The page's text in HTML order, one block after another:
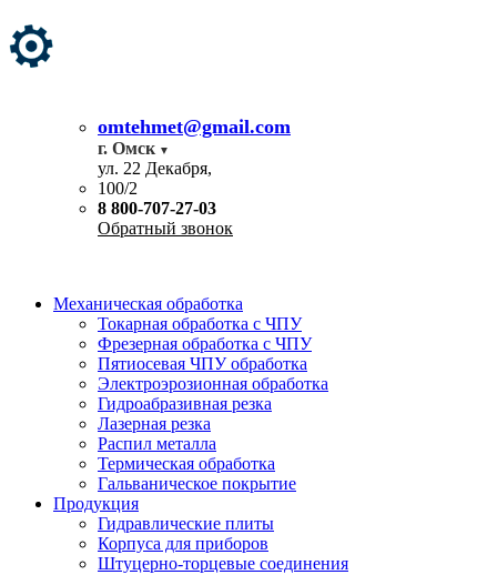
omtehmet@gmail.com
г. Омск
ул. 22 Декабря,
100/2
8 800-707-27-03
Обратный звонок
Механическая обработка
Токарная обработка с ЧПУ
Фрезерная обработка с ЧПУ
Пятиосевая ЧПУ обработка
Электроэрозионная обработка
Гидроабразивная резка
Лазерная резка
Распил металла
Термическая обработка
Гальваническое покрытие
Продукция
Гидравлические плиты
Корпуса для приборов
Штуцерно-торцевые соединения